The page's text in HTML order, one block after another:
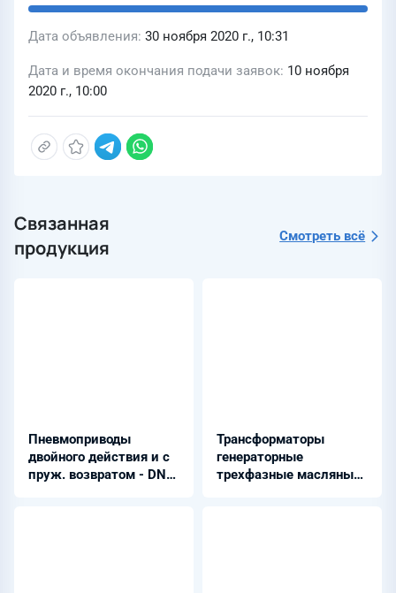
Дата объявления 30 ноября 2020 г., 10:31
Дата и время окончания подачи заявок 10 ноября
2020 г., 10:00
Связанная
продукция
Смотреть всё
Пневмоприводы
двойного действия и с
пруж. возвратом - DN
Трансформаторы
генераторные
трехфазные масляные